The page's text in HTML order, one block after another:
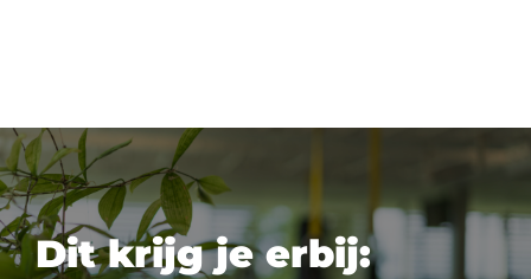
Dit krijg je erbij: